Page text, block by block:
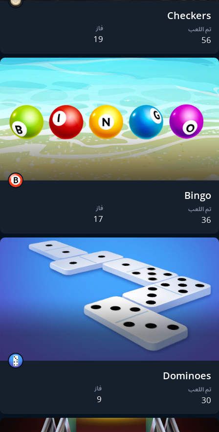
Checkers
تم اللعب
56
فاز
19
Bingo
تم اللعب
36
فاز
17
Dominoes
تم اللعب
30
فاز
9